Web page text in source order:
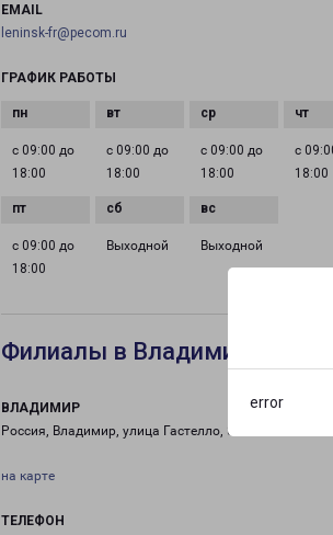
error
EMAIL
leninsk-fr@pecom.ru
ГРАФИК РАБОТЫ
с 09:00 до
18:00
с 09:00 до
18:00
с 09:00 до
18:00
с
18:00
с 09:00 до
18:00
Выходной Выходной
Филиалы в Владимире
ВЛАДИМИР
Россия, Владимир, улица Гастелло, 8
на карте
ТЕЛЕФОН